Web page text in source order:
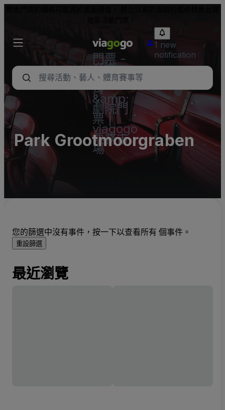
門票 -
音樂
會、體
育
&amp;
劇院門
票 |
viagogo
票務市
場
1 new
notification
Park Grootmoorgraben
您的篩選中沒有事件，按一下以查看所有 個事件。
重設篩選
最近瀏覽